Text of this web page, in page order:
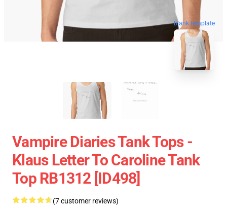
blank template
Vampire Diaries Tank Tops -
Klaus Letter To Caroline Tank
Top RB1312 [ID498]
(7 customer reviews)